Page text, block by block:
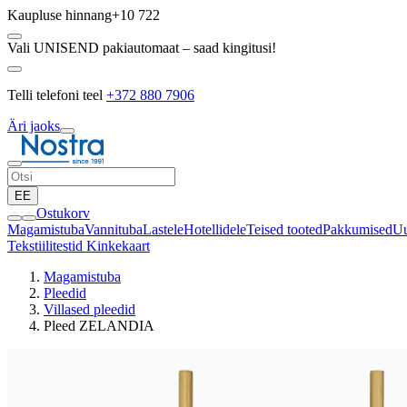
Kaupluse hinnang+10 722
Vali UNISEND pakiautomaat – saad kingitusi!
Telli telefoni teel +372 880 7906
Äri jaoks
EE
Ostukorv
MagamistubaVannitubaLasteleHotellideleTeised tootedPakkumised
Tekstiilitestid Kinkekaart
Magamistuba
Pleedid
Villased pleedid
Pleed ZELANDIA